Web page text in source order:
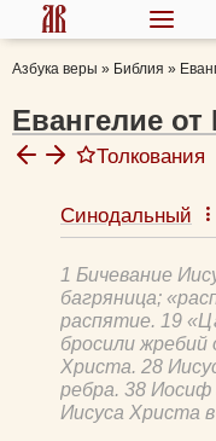
Азбука веры » Библия »
Евангелие от
Толкования
Кирилл
Михаил
"Иисус
Георгий
Синодальный
1 Бичевание
багряница;
распятие. 19
бросили
Христа. 28
ребра. 38
Иисуса Христа